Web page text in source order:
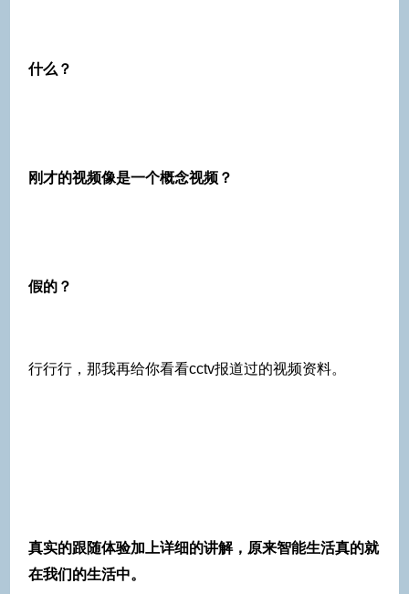
什么？
刚才的视频像是一个概念视频？
假的？
行行行，那我再给你看看cctv报道过的视频资料。
真实的跟随体验加上详细的讲解，原来智能生活真的就
在我们的生活中。